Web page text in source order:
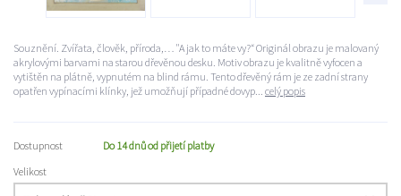
Souznění. Zvířata, člověk, příroda,… "A jak to máte vy?“ Originál obrazu je malovaný
akrylovými barvami na starou dřevěnou desku. Motiv obrazu je kvalitně vyfocen a
vytištěn na plátně, vypnutém na blind rámu. Tento dřevěný rám je ze zadní strany
opatřen vypínacími klínky, jež umožňují případné dovyp... celý popis
Dostupnost
Do 14 dnů od přijetí platby
Velikost